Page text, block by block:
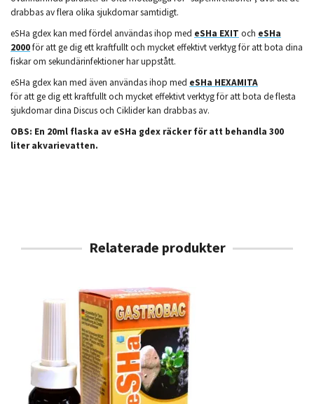
drabbas av flera olika sjukdomar samtidigt.
eSHa gdex kan med fördel användas ihop med eSHa EXIT och eSHa
2000för att ge dig ett kraftfullt och mycket effektivt verktyg för att bota dina
fiskar om sekundärinfektioner har uppstått.
eSHa gdex kan med även användas ihop med eSHa HEXAMITA
för att ge dig ett kraftfullt och mycket effektivt verktyg för att bota de flesta
sjukdomar dina Discus och Ciklider kan drabbas av.
OBS: En 20ml flaska av eSHa gdex räcker för att behandla 300
liter akvarievatten.